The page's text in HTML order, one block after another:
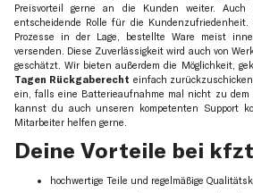
Preisvorteil gerne an die Kunden weiter.
entscheidende Rolle für die
Prozesse in der Lage, bestellte Ware meist
versenden. Diese Zuverlässigkeit wird auch von
geschätzt. Wir bieten außerdem die Möglichkeit,
Tagen Rückgaberecht einfach
ein, falls eine Batterieaufnahme mal nicht zu dem
kannst du auch unseren kompetenten Support
Mitarbeiter helfen gerne.
Deine Vorteile bei
hochwertige Teile und regelmäßige